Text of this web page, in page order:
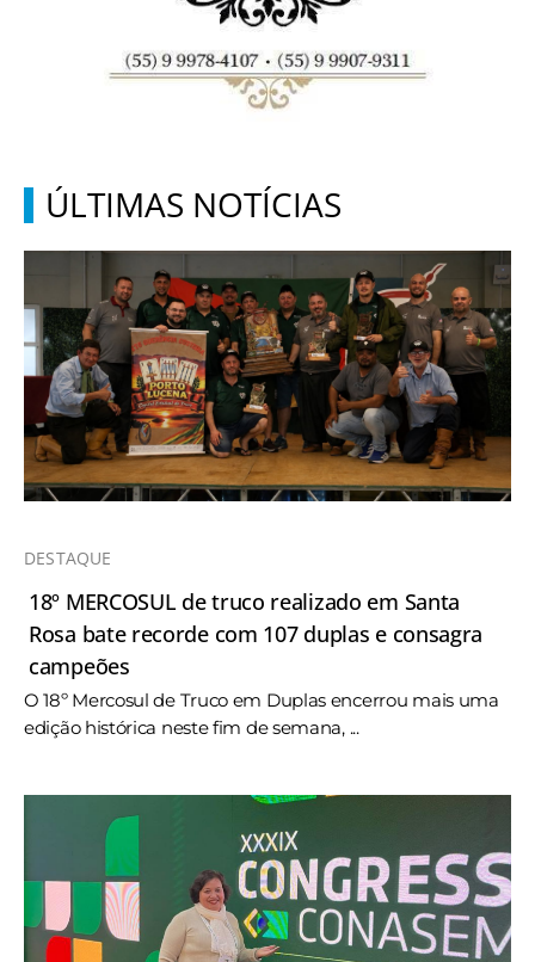
ÚLTIMAS NOTÍCIAS
DESTAQUE
18º MERCOSUL de truco realizado em Santa
Rosa bate recorde com 107 duplas e consagra
campeões
O 18º Mercosul de Truco em Duplas encerrou mais uma
edição histórica neste fim de semana, ...